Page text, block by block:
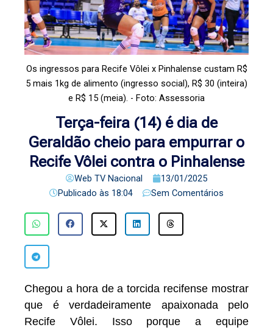
Os ingressos para Recife Vôlei x Pinhalense custam R$
5 mais 1kg de alimento (ingresso social), R$ 30 (inteira)
e R$ 15 (meia). - Foto: Assessoria
Terça-feira (14) é dia de
Geraldão cheio para empurrar o
Recife Vôlei contra o Pinhalense
Web TV Nacional
13/01/2025
Publicado às 18:04 Sem Comentários
Chegou a hora de a torcida recifense mostrar
que é verdadeiramente apaixonada pelo
Recife Vôlei. Isso porque a equipe